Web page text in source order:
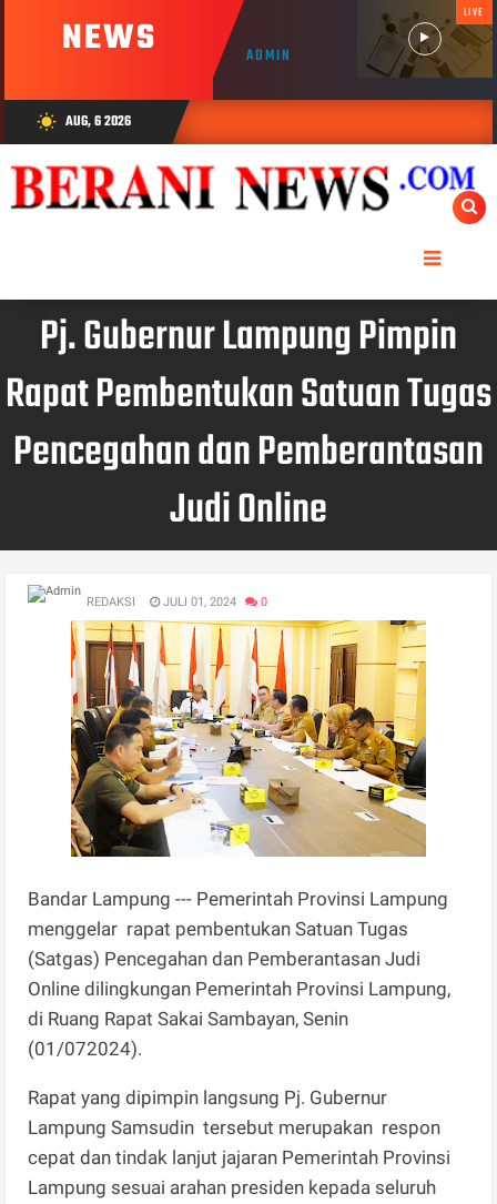
NEWS ADMIN
LIVE
wb_sunny AUG, 6 2026
Pj. Gubernur Lampung Pimpin
Rapat Pembentukan Satuan Tugas
Pencegahan dan Pemberantasan
Judi Online
REDAKSI JULI 01, 2024 0
Bandar Lampung --- Pemerintah Provinsi Lampung
menggelar rapat pembentukan Satuan Tugas
(Satgas) Pencegahan dan Pemberantasan Judi
Online dilingkungan Pemerintah Provinsi Lampung,
di Ruang Rapat Sakai Sambayan, Senin
(01/072024).
Rapat yang dipimpin langsung Pj. Gubernur
Lampung Samsudin tersebut merupakan respon
cepat dan tindak lanjut jajaran Pemerintah Provinsi
Lampung sesuai arahan presiden kepada seluruh